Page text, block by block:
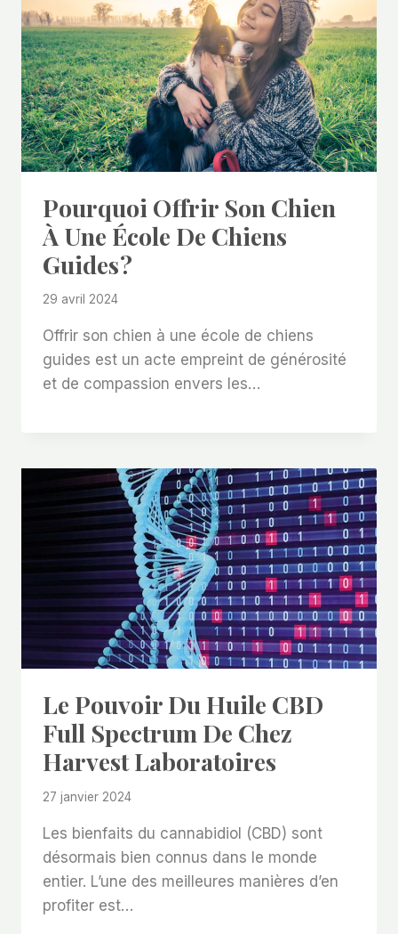
Pourquoi Offrir Son Chien
À Une École De Chiens
Guides ?
29 avril 2024
Offrir son chien à une école de chiens
guides est un acte empreint de générosité
et de compassion envers les…
Le Pouvoir Du Huile CBD
Full Spectrum De Chez
Harvest Laboratoires
27 janvier 2024
Les bienfaits du cannabidiol (CBD) sont
désormais bien connus dans le monde
entier. L’une des meilleures manières d’en
profiter est…